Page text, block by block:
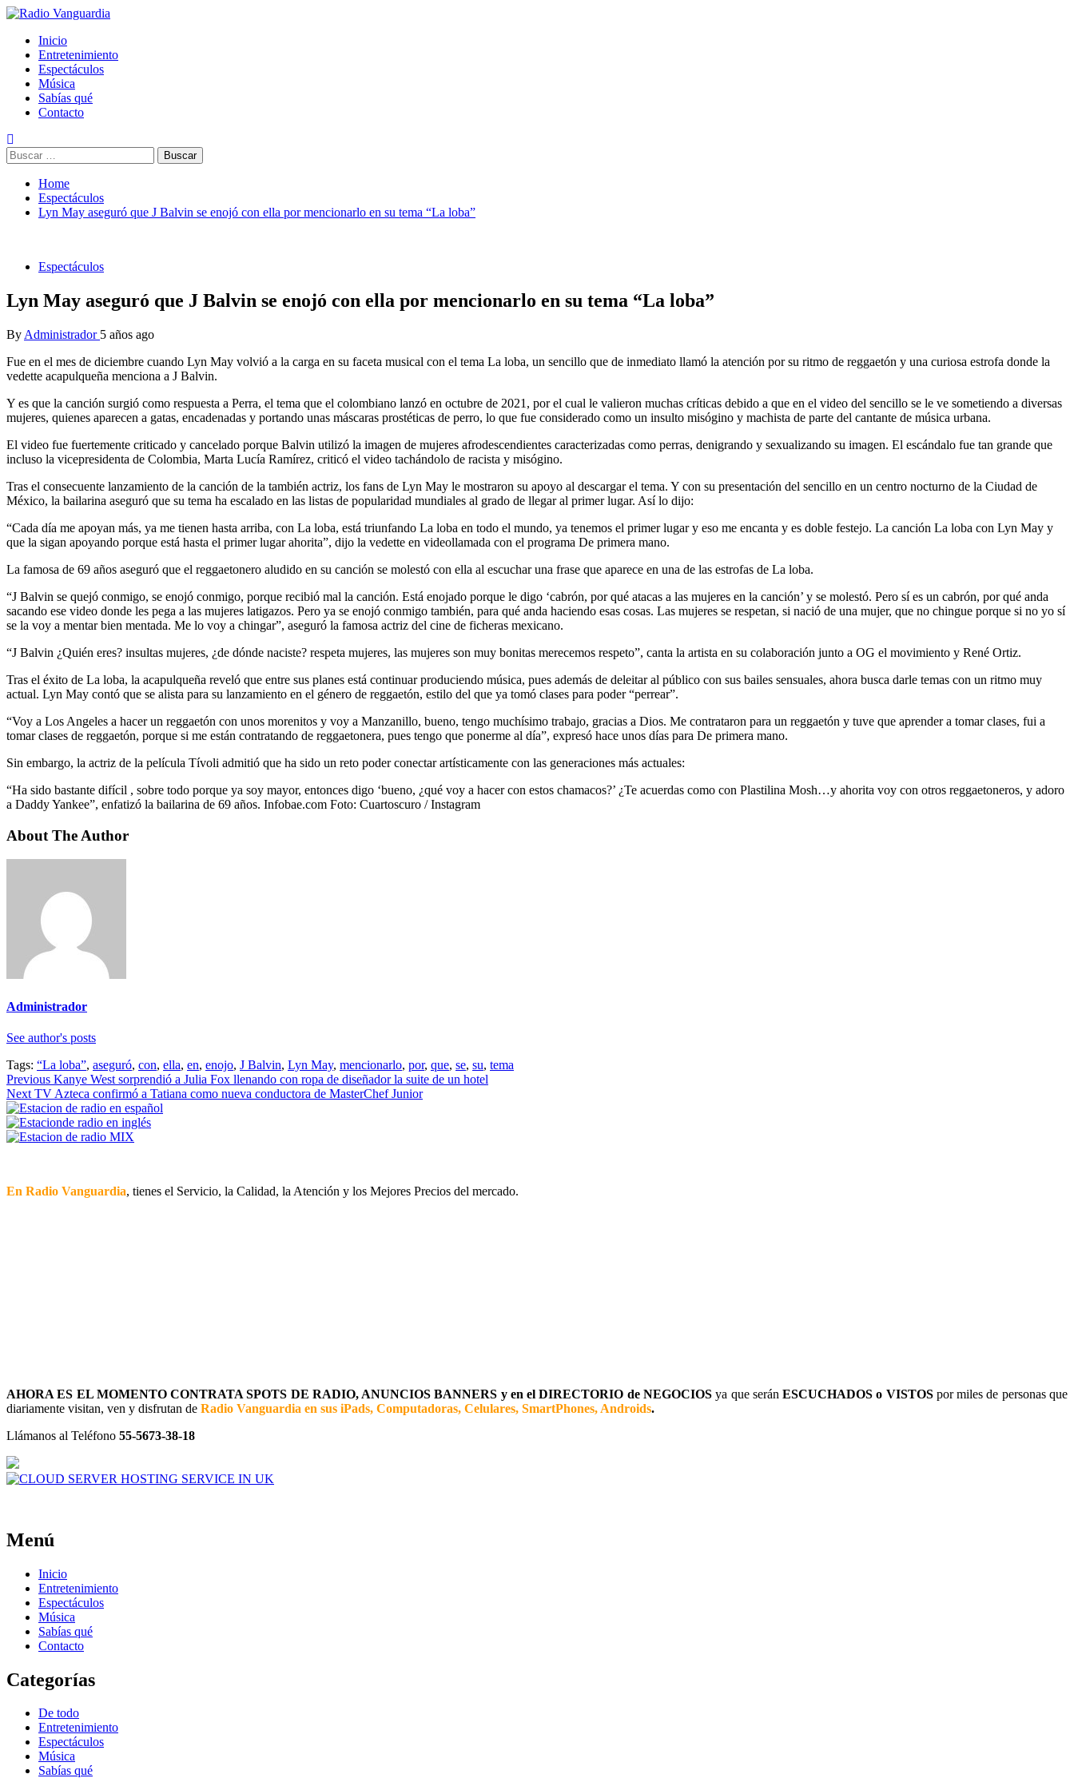
Skip
content
Radio Vanguardia
Tu música y mucho mas
Primary
Menu
Inicio
Entretenimiento
Espectáculos
Música
Sabías qué
Contacto
Buscar:
Home
Espectáculos
Lyn May aseguró que J Balvin se enojó con ella por mencionarlo en su tema “La loba”
Espectáculos
Lyn May aseguró que J Balvin se enojó con ella por mencionarlo en su tema “La loba”
By Administrador 5 años ago
Fue en el mes de diciembre cuando Lyn May volvió a la carga en su faceta musical con el tema La loba, un sencillo que de inmediato llamó la atención por su ritmo de reggaetón y una curiosa estrofa donde la
vedette acapulqueña menciona a J Balvin.
Y es que la canción surgió como respuesta a Perra, el tema que el colombiano lanzó en octubre de 2021, por el cual le valieron muchas críticas debido a que en el video del sencillo se le ve sometiendo a diversas
mujeres, quienes aparecen a gatas, encadenadas y portando unas máscaras prostéticas de perro, lo que fue considerado como un insulto misógino y machista de parte del cantante de música urbana.
El video fue fuertemente criticado y cancelado porque Balvin utilizó la imagen de mujeres afrodescendientes caracterizadas como perras, denigrando y sexualizando su imagen. El escándalo fue tan grande que
incluso la vicepresidenta de Colombia, Marta Lucía Ramírez, criticó el video tachándolo de racista y misógino.
Tras el consecuente lanzamiento de la canción de la también actriz, los fans de Lyn May le mostraron su apoyo al descargar el tema. Y con su presentación del sencillo en un centro nocturno de la Ciudad de
México, la bailarina aseguró que su tema ha escalado en las listas de popularidad mundiales al grado de llegar al primer lugar. Así lo dijo:
“Cada día me apoyan más, ya me tienen hasta arriba, con La loba, está triunfando La loba en todo el mundo, ya tenemos el primer lugar y eso me encanta y es doble festejo. La canción La loba con Lyn May y
que la sigan apoyando porque está hasta el primer lugar ahorita”, dijo la vedette en videollamada con el programa De primera mano.
La famosa de 69 años aseguró que el reggaetonero aludido en su canción se molestó con ella al escuchar una frase que aparece en una de las estrofas de La loba.
“J Balvin se quejó conmigo, se enojó conmigo, porque recibió mal la canción. Está enojado porque le digo ‘cabrón, por qué atacas a las mujeres en la canción’ y se molestó. Pero sí es un cabrón, por qué anda
sacando ese video donde les pega a las mujeres latigazos. Pero ya se enojó conmigo también, para qué anda haciendo esas cosas. Las mujeres se respetan, si nació de una mujer, que no chingue porque si no yo sí
se la voy a mentar bien mentada. Me lo voy a chingar”, aseguró la famosa actriz del cine de ficheras mexicano.
“J Balvin ¿Quién eres? insultas mujeres, ¿de dónde naciste? respeta mujeres, las mujeres son muy bonitas merecemos respeto”, canta la artista en su colaboración junto a OG el movimiento y René Ortiz.
Tras el éxito de La loba, la acapulqueña reveló que entre sus planes está continuar produciendo música, pues además de deleitar al público con sus bailes sensuales, ahora busca darle temas con un ritmo muy
actual. Lyn May contó que se alista para su lanzamiento en el género de reggaetón, estilo del que ya tomó clases para poder “perrear”.
“Voy a Los Angeles a hacer un reggaetón con unos morenitos y voy a Manzanillo, bueno, tengo muchísimo trabajo, gracias a Dios. Me contrataron para un reggaetón y tuve que aprender a tomar clases, fui a
tomar clases de reggaetón, porque si me están contratando de reggaetonera, pues tengo que ponerme al día”, expresó hace unos días para De primera mano.
Sin embargo, la actriz de la película Tívoli admitió que ha sido un reto poder conectar artísticamente con las generaciones más actuales:
“Ha sido bastante difícil , sobre todo porque ya soy mayor, entonces digo ‘bueno, ¿qué voy a hacer con estos chamacos?’ ¿Te acuerdas como con Plastilina Mosh…y ahorita voy con otros reggaetoneros, y adoro
a Daddy Yankee”, enfatizó la bailarina de 69 años. Infobae.com Foto: Cuartoscuro / Instagram
About The Author
Administrador
See author's posts
Tags: “La loba”, aseguró, con, ella, en, enojo, J Balvin, Lyn May, mencionarlo, por, que, se, su, tema
Continue
Reading
Previous Kanye West sorprendió a Julia Fox llenando con ropa de diseñador la suite de un hotel
Next TV Azteca confirmó a Tatiana como nueva conductora de MasterChef Junior
En Radio Vanguardia, tienes el Servicio, la Calidad, la Atención y los Mejores Precios del mercado.
AHORA ES EL MOMENTO CONTRATA SPOTS DE RADIO, ANUNCIOS BANNERS y en el DIRECTORIO de NEGOCIOSya que serán ESCUCHADOS o VISTOSpor miles de personas que
diariamente visitan, ven y disfrutan de Radio Vanguardia en sus iPads, Computadoras, Celulares, SmartPhones, Androids.
Llámanos al Teléfono 55-5673-38-18
Menú
Inicio
Entretenimiento
Espectáculos
Música
Sabías qué
Contacto
Categorías
De todo
Entretenimiento
Espectáculos
Música
Sabías qué